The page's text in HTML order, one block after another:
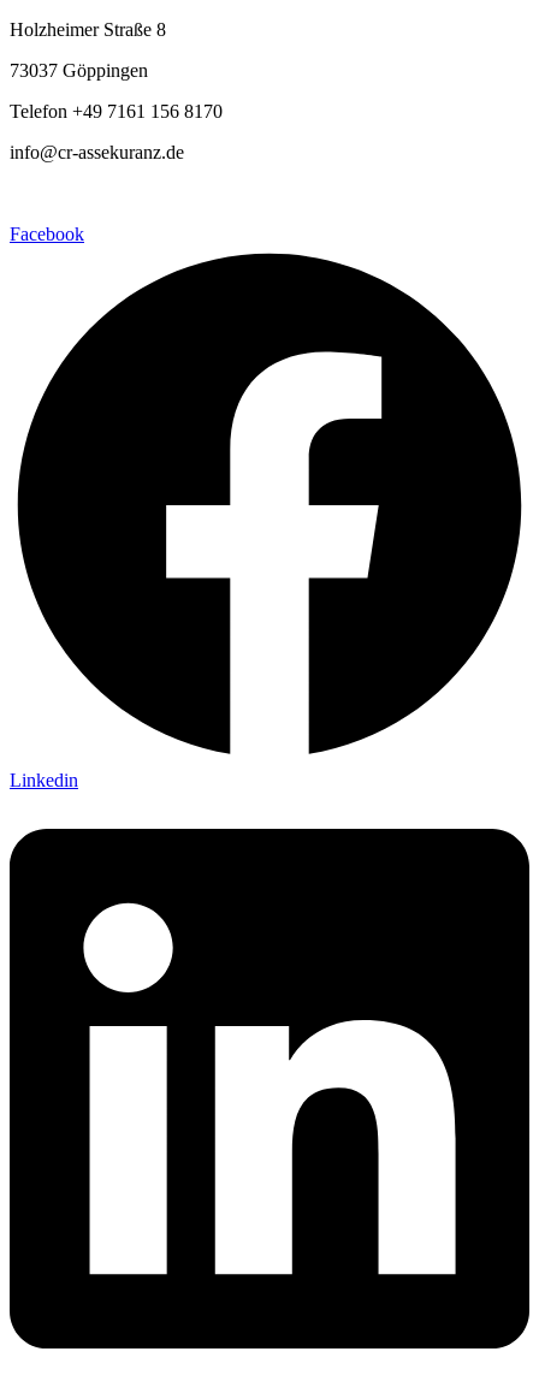
Holzheimer Straße 8
73037 Göppingen
Telefon +49 7161 156 8170
info@cr-assekuranz.de
Facebook
Linkedin